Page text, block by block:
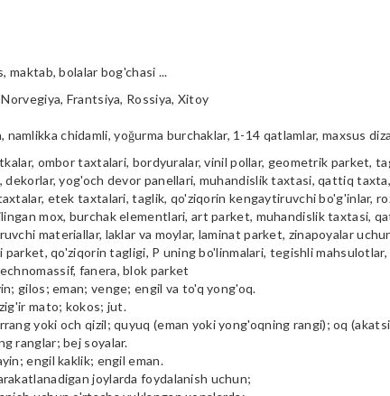
maktab, bolalar bog'chasi ...
Frantsiya, Rossiya, Xitoy
namlikka chidamli, yoğurma burchaklar, 1-14 qatlamlar, maxsus
ombor taxtalari, bordyuralar, vinil pollar, geometrik parket,
yog'och devor panellari, muhandislik taxtasi, qattiq taxta,
etek taxtalari, taglik, qo'ziqorin kengaytiruvchi bo'g'inlar,
mox, burchak elementlari, art parket, muhandislik taxtasi,
materiallar, laklar va moylar, laminat parket, zinapoyalar
parket, qo'ziqorin tagligi, P uning bo'linmalari, tegishli
fanera, blok parket
gilos; eman; venge; engil va to'q yong'oq.
mato; kokos; jut.
yoki och qizil; quyuq (eman yoki yong'oqning rangi); oq
ranglar; bej soyalar.
engil kaklik; engil eman.
joylarda foydalanish uchun;